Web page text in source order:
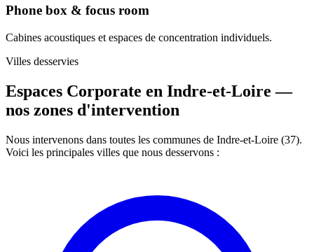
Phone box & focus room
Cabines acoustiques et espaces de concentration individuels.
Villes desservies
Espaces Corporate en Indre-et-Loire —
nos zones d'intervention
Nous intervenons dans toutes les communes de Indre-et-Loire (37).
Voici les principales villes que nous desservons :